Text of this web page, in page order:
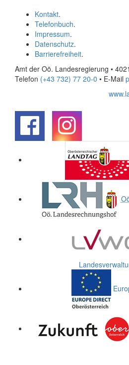
Kontakt.
Telefonbuch.
Impressum.
Datenschutz.
Barrierefreiheit.
Amt der Oö. Landesregierung •
Telefon (+43 732) 77 20-0 • E-Mail